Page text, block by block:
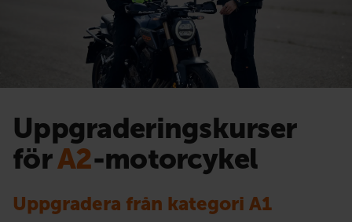
Uppgraderingskurser
förA2-motorcykel
Uppgradera från kategori A1